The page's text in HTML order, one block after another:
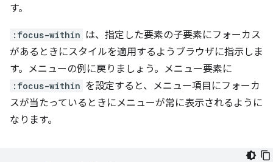
す。
:focus-within は、指定した要素の子要素にフォーカス
があるときにスタイルを適用するようブラウザに指示しま
す。メニューの例に戻りましょう。メニュー要素に
:focus-within を設定すると、メニュー項目にフォーカ
スが当たっているときにメニューが常に表示されるように
なります。